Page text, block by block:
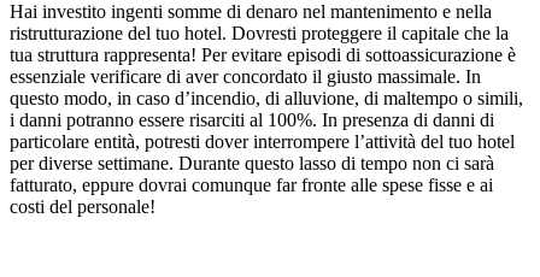
Hai investito ingenti somme di denaro nel mantenimento e nella
ristrutturazione del tuo hotel. Dovresti proteggere il capitale che la
tua struttura rappresenta! Per evitare episodi di sottoassicurazione è
essenziale verificare di aver concordato il giusto massimale. In
questo modo, in caso d’incendio, di alluvione, di maltempo o simili,
i danni potranno essere risarciti al 100%. In presenza di danni di
particolare entità, potresti dover interrompere l’attività del tuo hotel
per diverse settimane. Durante questo lasso di tempo non ci sarà
fatturato, eppure dovrai comunque far fronte alle spese fisse e ai
costi del personale!